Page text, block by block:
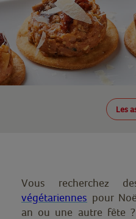
Les
Vous recherchez
végétariennes pour
an ou une autre fête